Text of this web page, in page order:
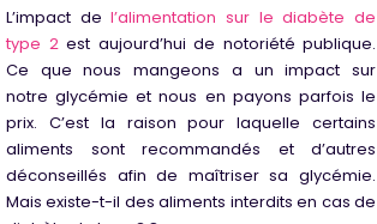
L’impact del’alimentation sur le diabète de
type 2 est aujourd’hui de notoriété publique.
Ce que nous mangeons a un impact sur
notre glycémie et nous en payons parfois le
prix. C’est la raison pour laquelle certains
aliments sont recommandés et d’autres
déconseillés afin de maîtriser sa glycémie.
Mais existe-t-il des aliments interdits en cas de